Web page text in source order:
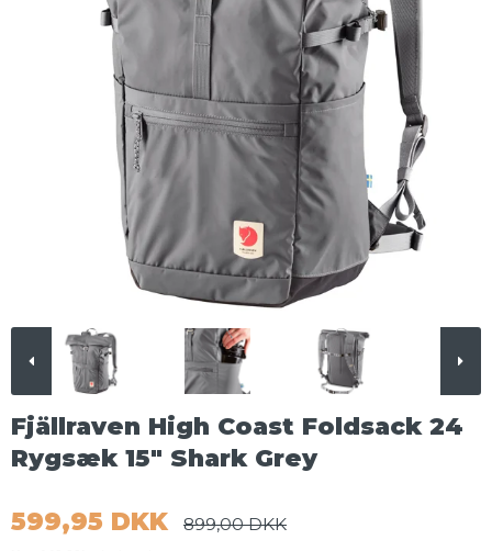
Fjällraven High Coast Foldsack 24
Rygsæk 15" Shark Grey
599,95 DKK 899,00 DKK